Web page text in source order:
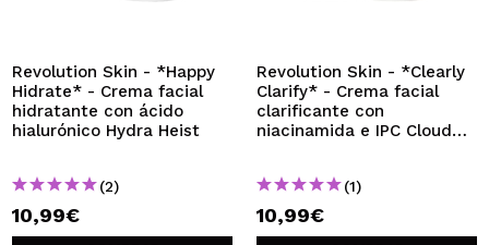
Revolution Skin - *Happy
Hidrate* - Crema facial
hidratante con ácido
hialurónico Hydra Heist
(2)
10,99€
Revolution Skin - *Clearly
Clarify* - Crema facial
clarificante con
niacinamida e IPC Cloud
(1)
10,99€